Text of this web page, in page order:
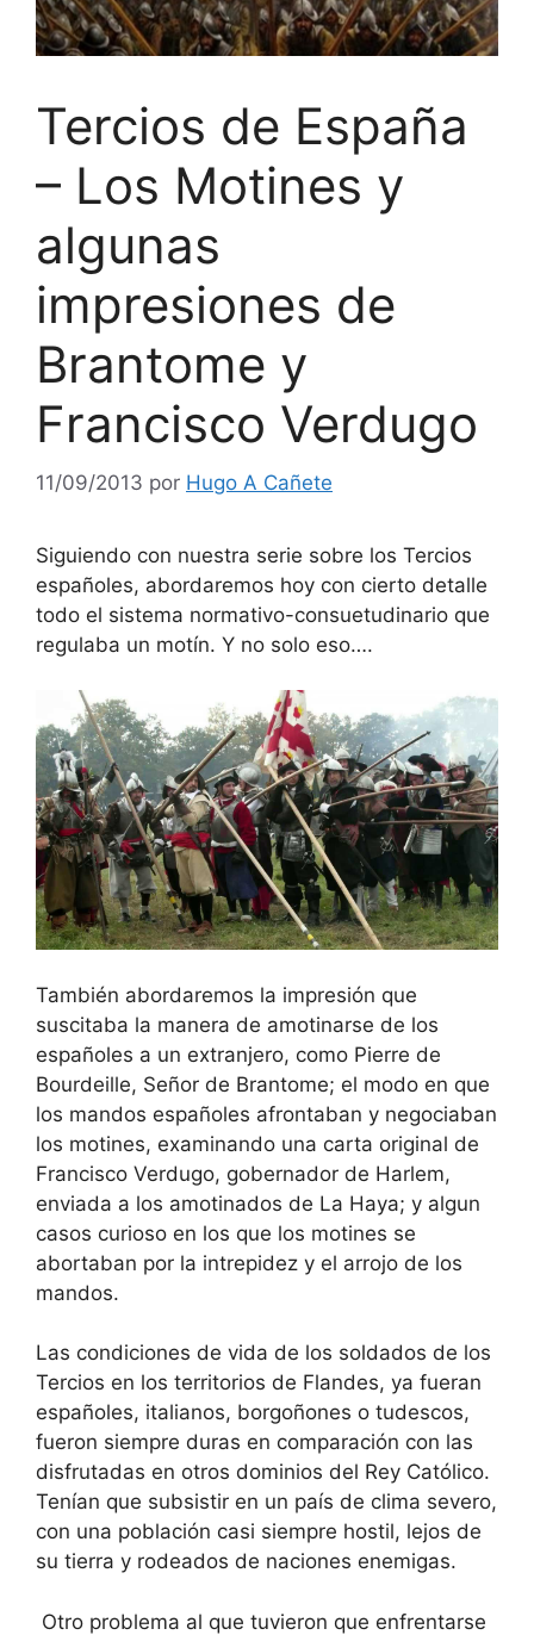
Tercios de España
– Los Motines y
algunas
impresiones de
Brantome y
Francisco Verdugo
11/09/2013 por Hugo A Cañete
Siguiendo con nuestra serie sobre los Tercios
españoles, abordaremos hoy con cierto detalle
todo el sistema normativo-consuetudinario que
regulaba un motín. Y no solo eso….
También abordaremos la impresión que
suscitaba la manera de amotinarse de los
españoles a un extranjero, como Pierre de
Bourdeille, Señor de Brantome; el modo en que
los mandos españoles afrontaban y negociaban
los motines, examinando una carta original de
Francisco Verdugo, gobernador de Harlem,
enviada a los amotinados de La Haya; y algun
casos curioso en los que los motines se
abortaban por la intrepidez y el arrojo de los
mandos.
Las condiciones de vida de los soldados de los
Tercios en los territorios de Flandes, ya fueran
españoles, italianos, borgoñones o tudescos,
fueron siempre duras en comparación con las
disfrutadas en otros dominios del Rey Católico.
Tenían que subsistir en un país de clima severo,
con una población casi siempre hostil, lejos de
su tierra y rodeados de naciones enemigas.
Otro problema al que tuvieron que enfrentarse